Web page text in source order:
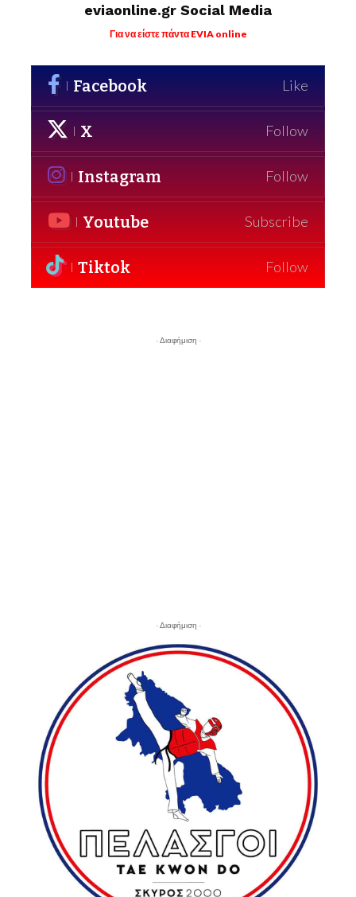
eviaonline.gr Social Media
Για να είστε πάντα EVIA online
Facebook Like
X Follow
Instagram Follow
Youtube Subscribe
Tiktok Follow
- Διαφήμιση -
- Διαφήμιση -